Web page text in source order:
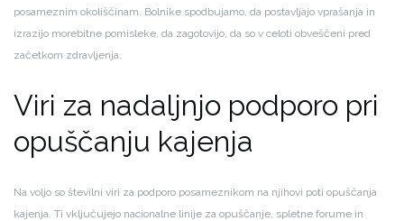
posameznim okoliščinam. Bolnike spodbujamo, da postavljajo vprašanja in
izrazijo morebitne pomisleke, da zagotovijo, da so v celoti obveščeni pred
začetkom zdravljenja.
Viri za nadaljnjo podporo pri
opuščanju kajenja
Na voljo so številni viri za podporo posameznikom na njihovi poti opuščanja
kajenja. Ti vključujejo nacionalne linije za opuščanje, spletne forume in